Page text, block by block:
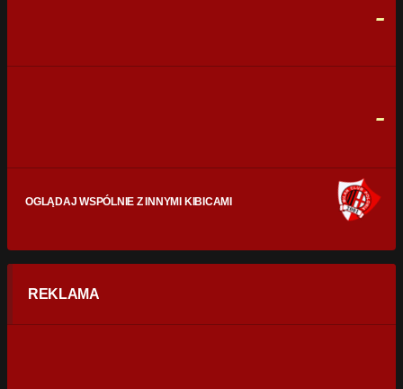
-
-
OGLĄDAJ WSPÓLNIE Z INNYMI KIBICAMI
REKLAMA